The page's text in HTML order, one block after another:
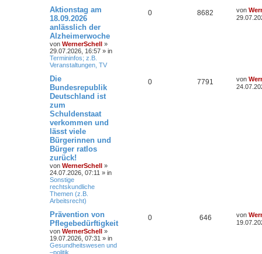
Aktionstag am
18.09.2026
anlässlich der
Alzheimerwoche
von WernerSchell »
29.07.2026, 16:57 » in
Termininfos; z.B.
Veranstaltungen, TV
0 8682 von
Die
Bundesrepublik
Deutschland ist
zum
Schuldenstaat
verkommen und
lässt viele
Bürgerinnen und
Bürger ratlos
zurück!
von WernerSchell »
24.07.2026, 07:11 » in
Sonstige
rechtskundliche
Themen (z.B.
Arbeitsrecht)
0 7791 von
Prävention von
Pflegebedürftigkeit
von WernerSchell »
19.07.2026, 07:31 » in
Gesundheitswesen und
–politik
0 646 von